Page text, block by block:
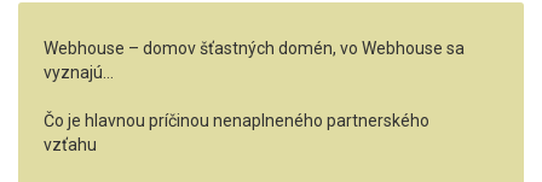
Webhouse – domov šťastných domén, vo Webhouse sa
vyznajú…
Čo je hlavnou príčinou nenaplneného partnerského
vzťahu